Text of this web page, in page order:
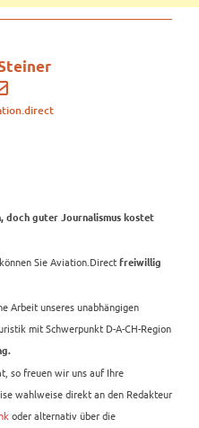
doch guter Journalismus kostet
Sie Aviation.Direct freiwillig
Arbeit unseres unabhängigen
mit Schwerpunkt D-A-CH-Region
so freuen wir uns auf Ihre
wahlweise direkt an den Redakteur
oder alternativ über die